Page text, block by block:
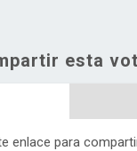
esta
enlace para